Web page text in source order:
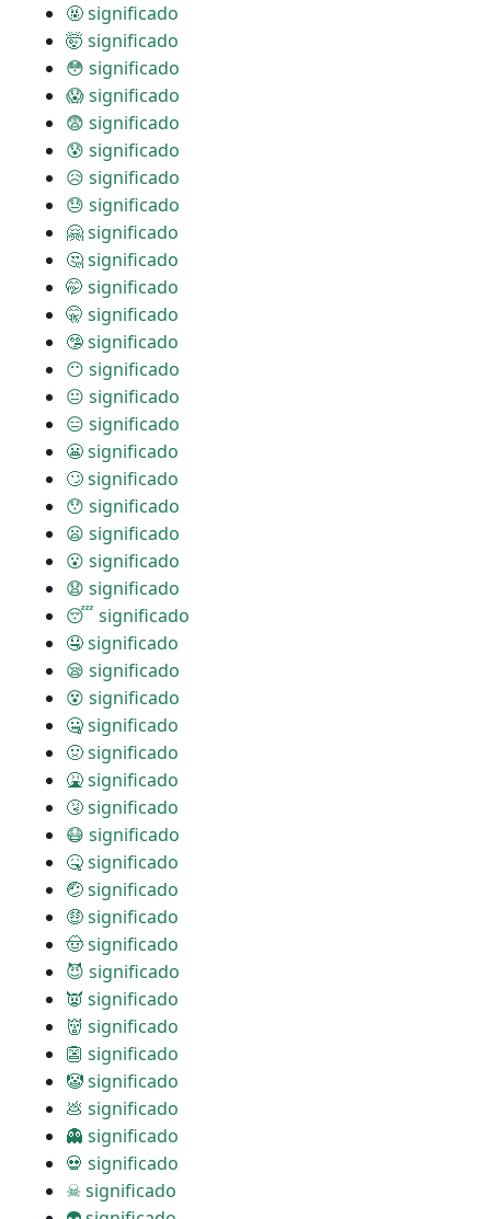
🤬 significado
🤯 significado
😳 significado
😱 significado
😨 significado
😰 significado
😥 significado
😓 significado
🤗 significado
🤔 significado
🤭 significado
🤫 significado
🤥 significado
😶 significado
😐 significado
😑 significado
😬 significado
🙄 significado
😯 significado
😦 significado
😮 significado
😧 significado
😴 significado
🤤 significado
😪 significado
😵 significado
🤐 significado
🤢 significado
🤮 significado
🤧 significado
😷 significado
🤒 significado
🤕 significado
🤑 significado
🤠 significado
😈 significado
👿 significado
👹 significado
👺 significado
🤡 significado
💩 significado
👻 significado
💀 significado
☠ significado